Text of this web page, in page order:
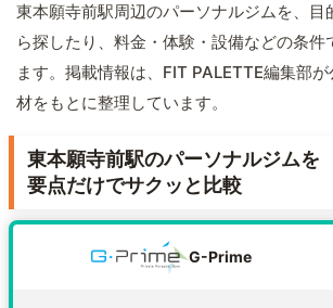
東本願寺前駅周辺のパーソナルジムを、目
ら探したり、料金・体験・設備などの条件
ます。掲載情報は、FIT PALETTE編集部
材をもとに整理しています。
東本願寺前駅のパーソナルジムを
要点だけでサクッと比較
G-Prime